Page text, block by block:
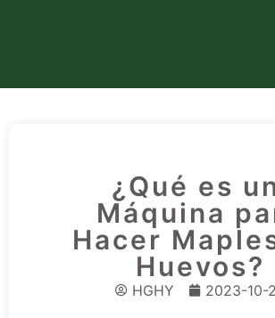
¿Qué es
Máquina
Hacer
Huevos?
HGHY 2023-10-